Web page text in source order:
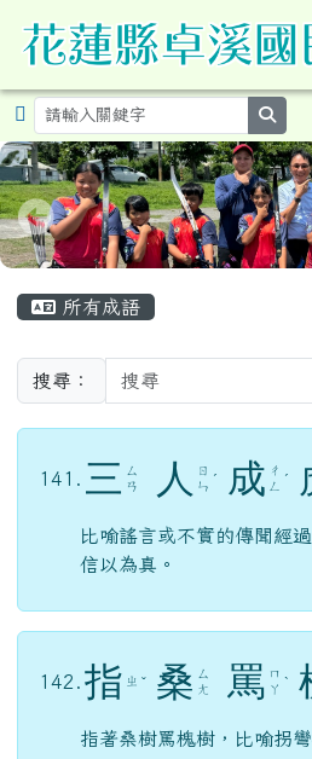
花蓮縣卓溪鄉卓溪
導覽列
所有成語
搜尋：
141. 三 ㄙ
ㄢ
人
ㄖ
ㄣ ˊ 成 ㄔ
ㄥ
ˊ
比喻謠言或不實的傳聞經
信以為真。
142. 指 ㄓ ˇ 桑 ㄙ
ㄤ
罵 ㄇ
ㄚ ˋ
指著桑樹罵槐樹，比喻拐